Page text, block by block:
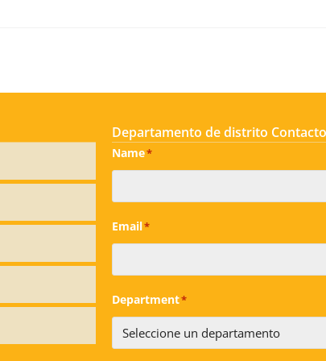
Departamento de distrito
Name*
Email*
Department*